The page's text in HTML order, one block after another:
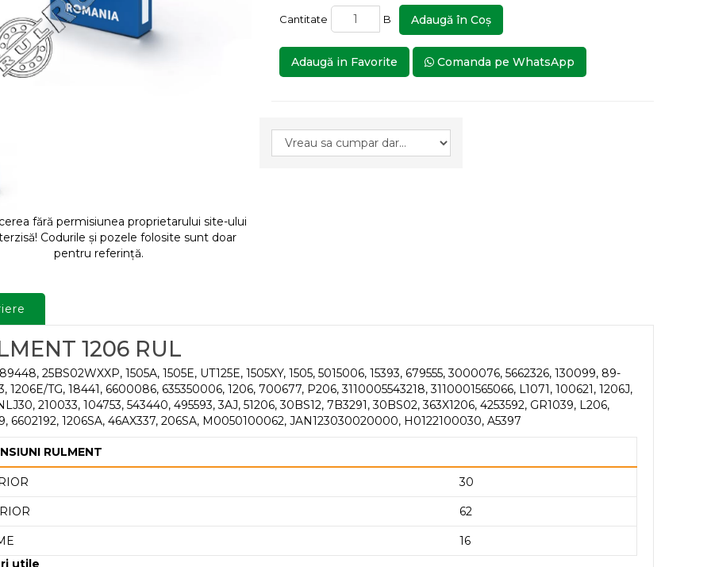
fără permisiunea proprietarului site-ului
Codurile și pozele folosite sunt doar
pentru referință.
Cantitate B Adaugă în Coş
Adaugă in Favorite Comanda pe WhatsApp
1206 RUL
25BS02WXXP, 1505A, 1505E, UT125E, 1505XY, 1505, 5015006, 15393, 679555, 3000076, 5662326, 130099, 89-
1206E/TG, 18441, 6600086, 635350006, 1206, 700677, P206, 3110005543218, 3110001565066, L1071, 100621, 1206J,
210033, 104753, 543440, 495593, 3AJ, 51206, 30BS12, 7B3291, 30BS02, 363X1206, 4253592, GR1039, L206,
6602192, 1206SA, 46AX337, 206SA, M0050100062, JAN123030020000, H0122100030, A5397
RULMENT
30
62
16
utile